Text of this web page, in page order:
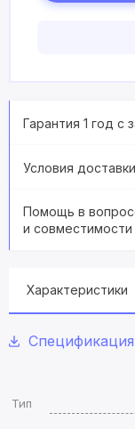
Гарантия 1 год с
Условия
Помощь в
и совместимости
Характеристики
Тип